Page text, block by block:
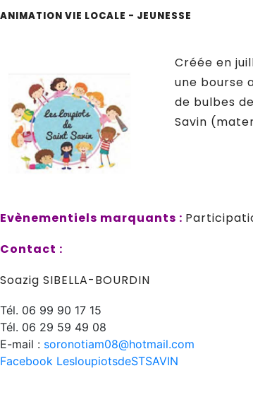
ANIMATION VIE LOCALE - JEUNESSE
Créée en
une bourse
de bulbes
Savin
Evènementiels marquants :
Contact :
Soazig SIBELLA-BOURDIN
Tél. 06 99 90 17 15
Tél. 06 29 59 49 08
E-mail : soronotiam08@hotmail.com
Facebook LesloupiotsdeSTSAVIN